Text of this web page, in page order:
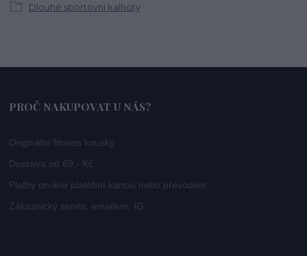
Dlouhé sportovní kalhoty
PROČ NAKUPOVAT U NÁS?
Originální fitness kousky
Doprava od 69,- Kč
Platby on-line platební kartou nebo převodem
Zákaznický servis: emailem, IG